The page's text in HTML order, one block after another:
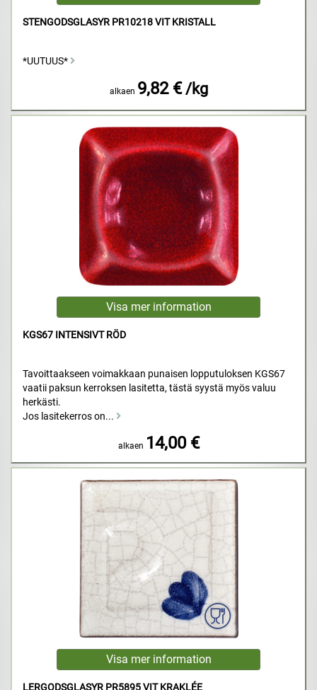
STENGODSGLASYR PR10218 VIT KRISTALL
*UUTUUS*
alkaen 9,82 € /kg
KGS67 INTENSIVT RÖD
Tavoittaakseen voimakkaan punaisen lopputuloksen KGS67
vaatii paksun kerroksen lasitetta, tästä syystä myös valuu
herkästi.
Jos lasitekerros on...
alkaen 14,00 €
LERGODSGLASYR PR5895 VIT KRAKLÉE